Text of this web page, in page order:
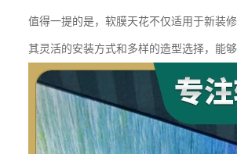
值得一提的是，软膜天花不仅适用于新装
其灵活的安装方式和多样的造型选择，能